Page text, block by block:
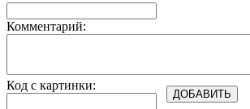
Комментарий:
Код с картинки: